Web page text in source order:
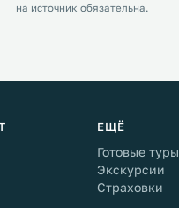
на источник обязательна.
ЕЩЁ
Готовые туры
Экскурсии
Страховки